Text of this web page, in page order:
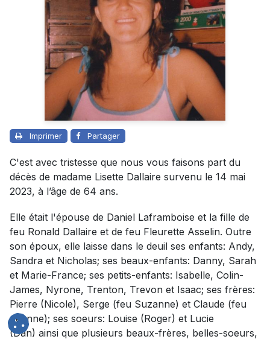
Imprimer Partager
C'est avec tristesse que nous vous faisons part du
décès de madame Lisette Dallaire survenu le 14 mai
2023, à l’âge de 64 ans.
Elle était l'épouse de Daniel Laframboise et la fille de
feu Ronald Dallaire et de feu Fleurette Asselin. Outre
son époux, elle laisse dans le deuil ses enfants: Andy,
Sandra et Nicholas; ses beaux-enfants: Danny, Sarah
et Marie-France; ses petits-enfants: Isabelle, Colin-
James, Nyrone, Trenton, Trevon et Isaac; ses frères:
Pierre (Nicole), Serge (feu Suzanne) et Claude (feu
Jeanne); ses soeurs: Louise (Roger) et Lucie
(Dan) ainsi que plusieurs beaux-frères, belles-soeurs,